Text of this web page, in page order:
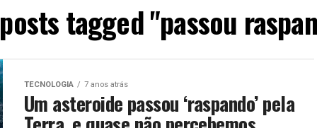
tagged "passou
TECNOLOGIA 7 anos atrás
Um asteroide passou ‘raspando’ pela